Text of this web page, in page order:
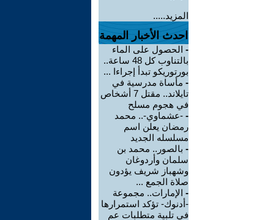
المزيد.....
احدث الأخبار المهمة
- الحصول على الماء
بالتناوب كل 48 ساعة..
بورتوريكو تبدأ إجراءا ...
- مأساة مدرسية في
تايلاند.. مقتل 7 أشخاص
في هجوم مسلح
- -عشماوي-.. محمد
رمضان يعلن اسم
مسلسله الجديد
- بالصور.. محمد بن
سلمان وأردوغان
وشهباز شريف يؤدون
صلاة الجمع ...
- الإمارات.. مجموعة
-أدنوك- تؤكد استمرارها
في تلبية متطلبات عم